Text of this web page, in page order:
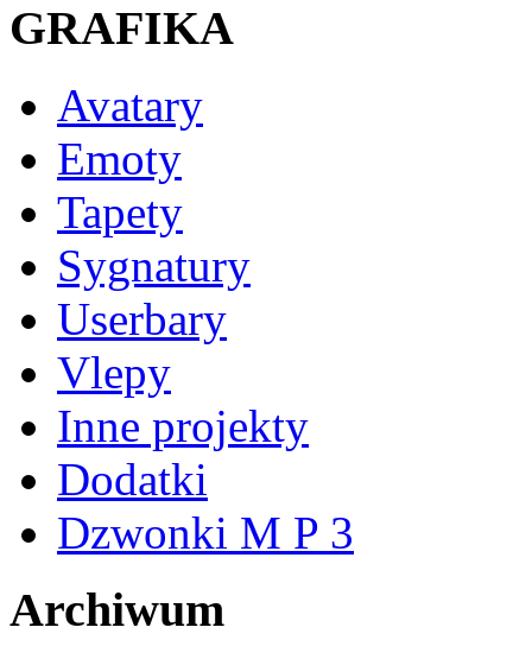
GRAFIKA
Avatary
Emoty
Tapety
Sygnatury
Userbary
Vlepy
Inne projekty
Dodatki
Dzwonki M P 3
Archiwum